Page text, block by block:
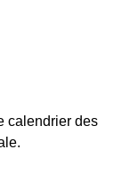
calendrier des